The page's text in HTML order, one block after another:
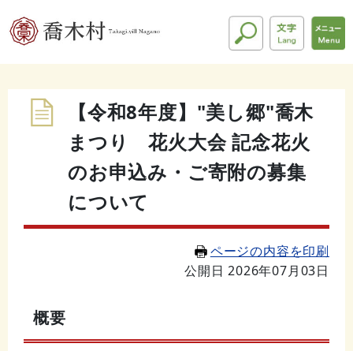
【令和8年度】"美し郷"喬木
まつり 花火大会 記念花火
のお申込み・ご寄附の募集
について
ページの内容を印刷
公開日 2026年07月03日
概要